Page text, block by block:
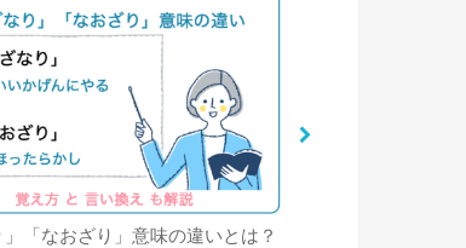
」「なおざり」意味の違いとは？